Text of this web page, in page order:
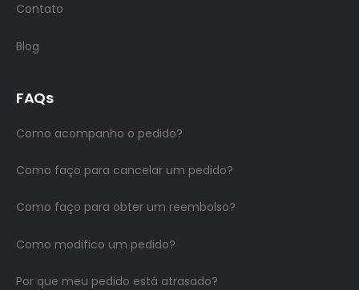
Contato
Blog
FAQs
Como acompanho o pedido?
Como faço para cancelar um pedido?
Como faço para obter um reembolso?
Como modifico um pedido?
Por que meu pedido está atrasado?